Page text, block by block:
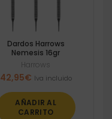
Dardos Harrows
Nemesis 16gr
Harrows
42,95€ Iva incluido
AÑADIR AL
CARRITO